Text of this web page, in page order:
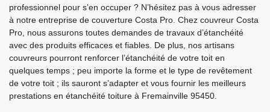
professionnel pour s’en occuper ? N’hésitez pas à vous adresser
à notre entreprise de couverture Costa Pro. Chez couvreur Costa
Pro, nous assurons toutes demandes de travaux d’étanchéité
avec des produits efficaces et fiables. De plus, nos artisans
couvreurs pourront renforcer l’étanchéité de votre toit en
quelques temps ; peu importe la forme et le type de revêtement
de votre toit ; ils sauront s’adapter et vous fournir les meilleurs
prestations en étanchéité toiture à Fremainville 95450.